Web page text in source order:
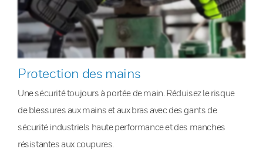
Protection des mains
Une sécurité toujours à portée de main. Réduisez le risque
de blessures aux mains et aux bras avec des gants de
sécurité industriels haute performance et des manches
résistantes aux coupures.